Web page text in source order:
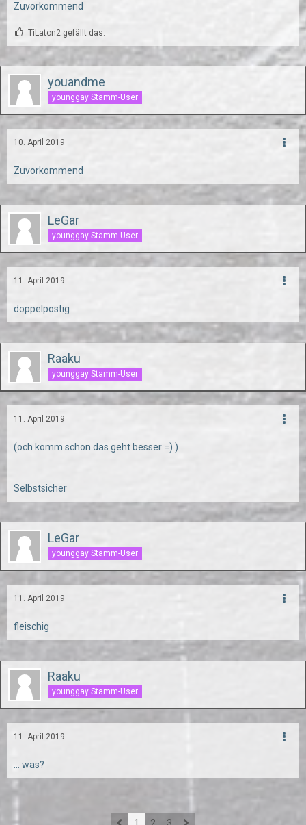
Zuvorkommend
TiLaton2 gefällt das.
youandme
younggay Stamm-User
10. April 2019
Zuvorkommend
LeGar
younggay Stamm-User
11. April 2019
doppelpostig
Raaku
younggay Stamm-User
11. April 2019
(och komm schon das geht besser =) )
Selbstsicher
LeGar
younggay Stamm-User
11. April 2019
fleischig
Raaku
younggay Stamm-User
11. April 2019
... was?